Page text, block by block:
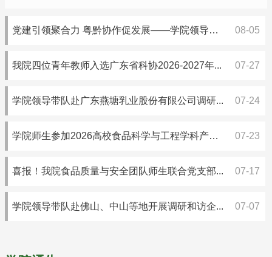
党建引领聚合力 粤黔协作促发展——学院领导
带...
08-05
我院四位青年教师入选广东省科协2026-2027年... 07-27
学院领导带队赴广东燕塘乳业股份有限公司调研... 07-24
学院师生参加2026高校食品科学与工程学科产
教...
07-23
喜报！我院食品质量与安全团队师生联合党支部... 07-17
学院领导带队赴佛山、中山等地开展调研和访企... 07-07